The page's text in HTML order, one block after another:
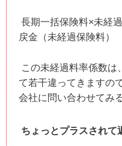
長期一括保険料×未経
戻金（未経過保険料）
この未経過料率係数は
て若干違ってきますの
会社に問い合わせてみ
ちょっとプラスされて